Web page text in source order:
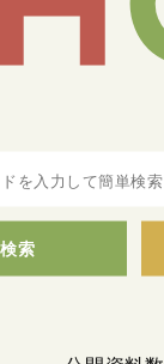
索